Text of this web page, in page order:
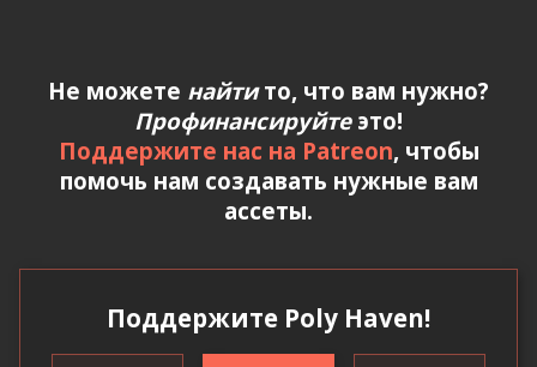
Не можете найтито, что вам нужно?
Профинансируйтеэто!
Поддержите нас на Patreon, чтобы
помочь нам создавать нужные вам
ассеты.
Поддержите Poly Haven!